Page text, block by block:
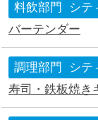
料飲部門 シテ
バーテンダー
調理部門 シテ
寿司・鉄板焼き